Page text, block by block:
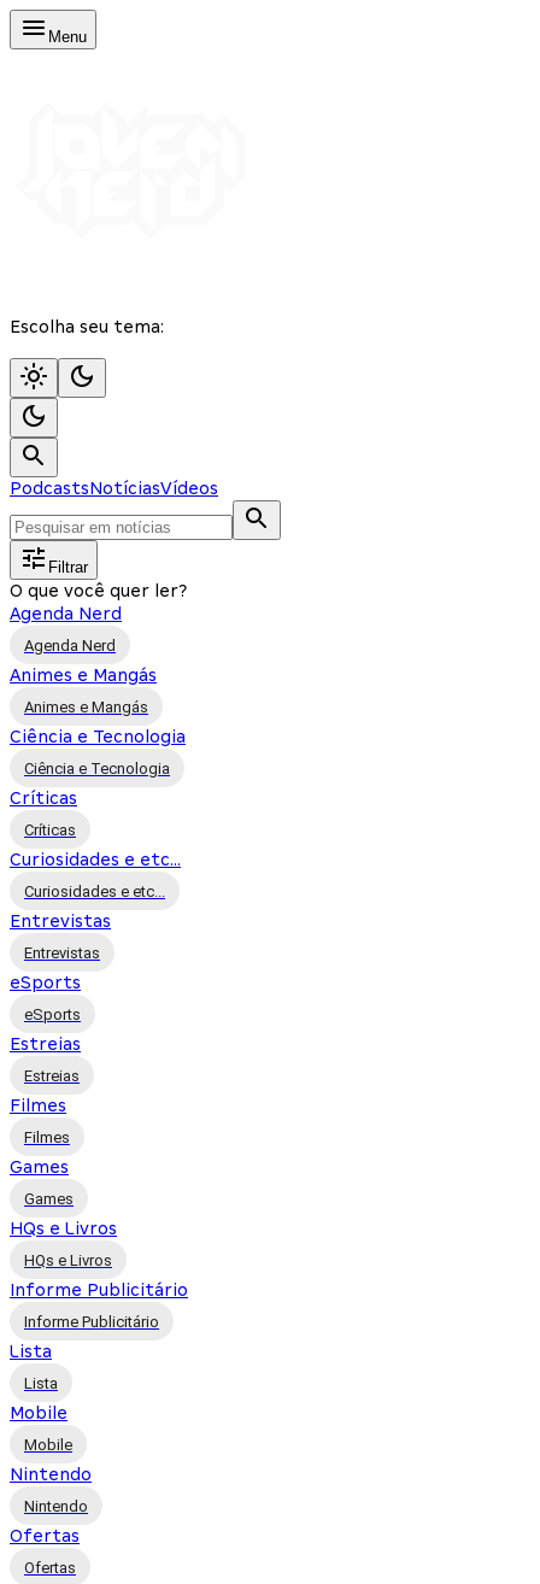
Menu
Escolha seu tema:
PodcastsNotíciasVídeos
Filtrar
O que você quer ler?
Agenda Nerd
Agenda Nerd
Animes e Mangás
Animes e Mangás
Ciência e Tecnologia
Ciência e Tecnologia
Críticas
Críticas
Curiosidades e etc...
Curiosidades e etc...
Entrevistas
Entrevistas
eSports
eSports
Estreias
Estreias
Filmes
Filmes
Games
Games
HQs e Livros
HQs e Livros
Informe Publicitário
Informe Publicitário
Lista
Lista
Mobile
Mobile
Nintendo
Nintendo
Ofertas
Ofertas